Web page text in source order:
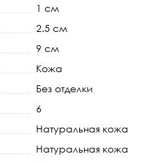
1 см
2.5 см
9 см
Кожа
Без отделки
6
Натуральная кожа
Натуральная кожа